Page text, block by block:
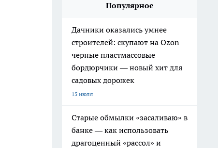
Популярное
Дачники оказались умнее
строителей: скупают на Ozon
черные пластмассовые
бордюрчики — новый хит для
садовых дорожек
15 июля
Старые обмылки «засаливаю» в
банке — как использовать
драгоценный «рассол» и